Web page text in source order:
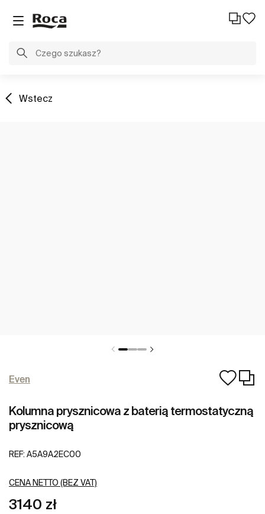
Wstecz
Even
Kolumna prysznicowa z baterią termostatyczną
prysznicową
REF: A5A9A2EC00
CENA NETTO (BEZ VAT)
3140 zł